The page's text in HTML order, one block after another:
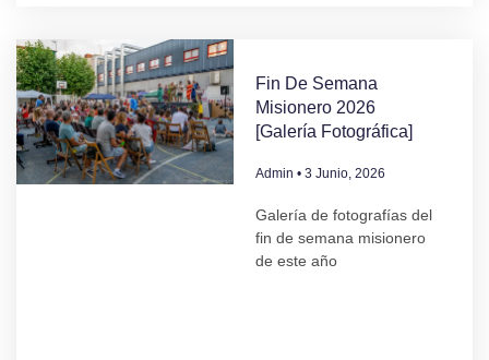
Fin De Semana
Misionero 2026
[Galería Fotográfica]
Admin 3 Junio, 2026
Galería de fotografías del
fin de semana misionero
de este año